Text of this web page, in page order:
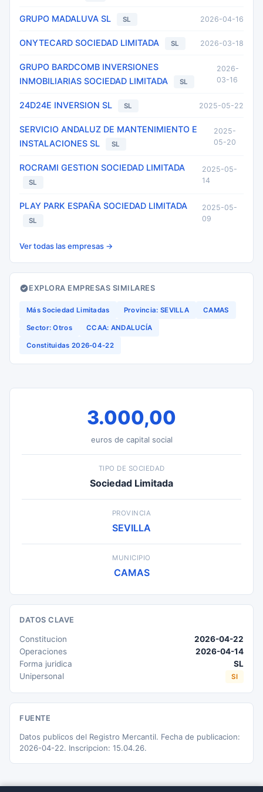
GRUPO MADALUVA SL SL 2026-04-16
ONYTECARD SOCIEDAD LIMITADA SL 2026-03-18
GRUPO BARDCOMB INVERSIONES
INMOBILIARIAS SOCIEDAD LIMITADA
SL
2026-
03-16
24D24E INVERSION SL SL 2025-05-22
SERVICIO ANDALUZ DE MANTENIMIENTO E
INSTALACIONES SL
SL
2025-
05-20
ROCRAMI GESTION SOCIEDAD LIMITADA
SL
2025-05-
14
PLAY PARK ESPAÑA SOCIEDAD LIMITADA
SL
2025-05-
09
Ver todas las empresas →
EXPLORA EMPRESAS SIMILARES
Más Sociedad Limitadas Provincia: SEVILLA CAMAS
Sector: Otros CCAA: ANDALUCÍA
Constituidas 2026-04-22
3.000,00
euros de capital social
TIPO DE SOCIEDAD
Sociedad Limitada
PROVINCIA
SEVILLA
MUNICIPIO
CAMAS
DATOS CLAVE
Constitucion
2026-04-22
Operaciones
2026-04-14
Forma juridica
SL
Unipersonal
SI
FUENTE
Datos publicos del Registro Mercantil. Fecha de publicacion:
2026-04-22. Inscripcion: 15.04.26.